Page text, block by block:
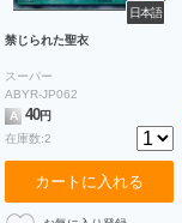
日本語
禁じられた聖衣
スーパー
ABYR-JP062
A
40円
在庫数:2
カートに入れる